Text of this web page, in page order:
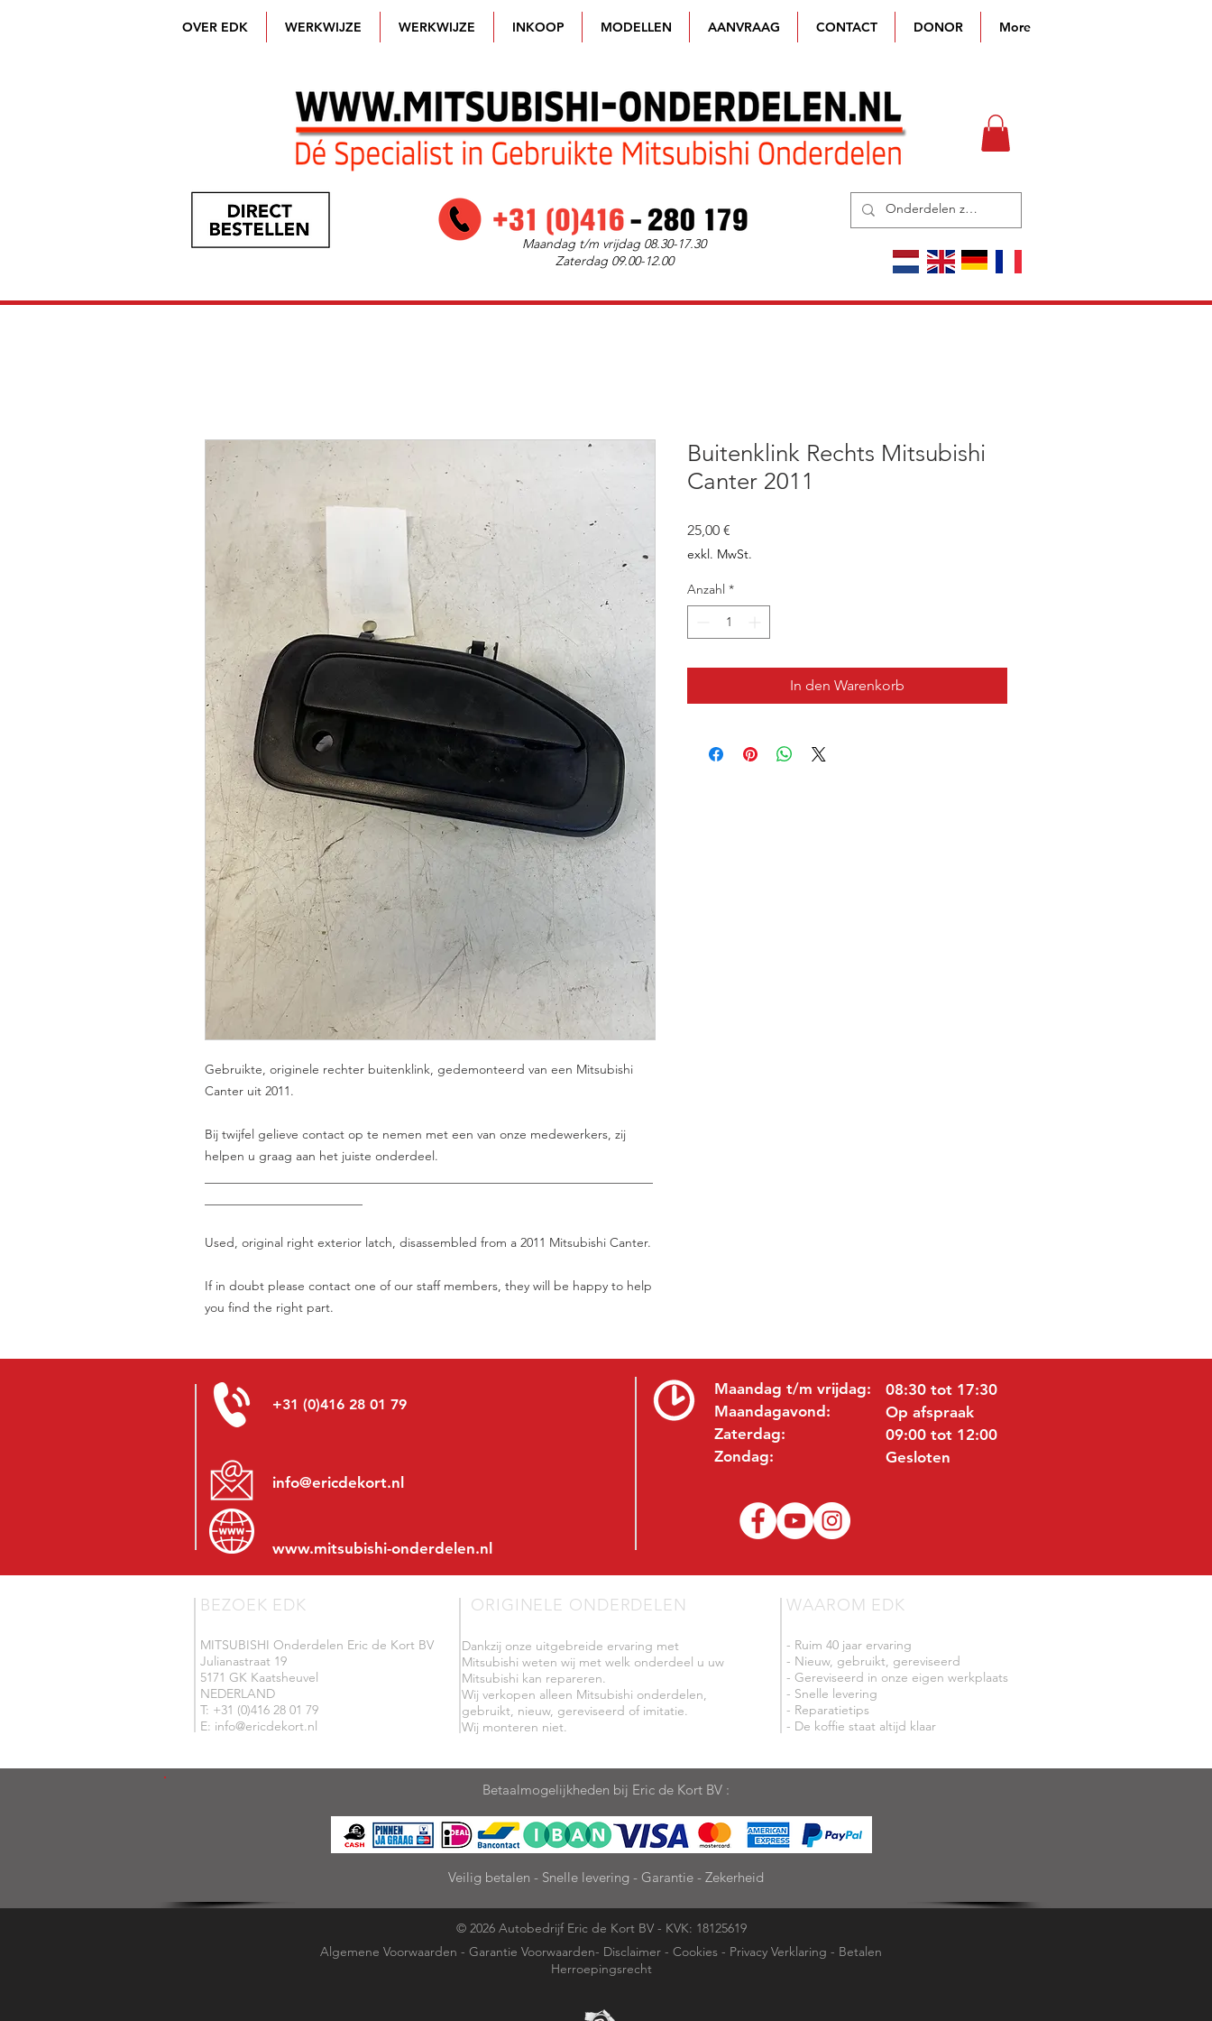
OVER EDK WERKWIJZE WERKWIJZE INKOOP MODELLEN AANVRAAG CONTACT DONOR More
Maandag t/m vrijdag 08.30-17.30
Zaterdag 09.00-12.00
Gebruikte, originele rechter buitenklink, gedemonteerd van een Mitsubishi
Canter uit 2011.
Bij twijfel gelieve contact op te nemen met een van onze medewerkers, zij
helpen u graag aan het juiste onderdeel.
Used, original right exterior latch, disassembled from a 2011 Mitsubishi Canter.
If in doubt please contact one of our staff members, they will be happy to help
you find the right part.
Buitenklink Rechts Mitsubishi
Canter 2011
25,00 €
exkl. MwSt.
Anzahl *
In den Warenkorb
+31 (0)416 28 01 79
info@ericdekort.nl
www.mitsubishi-onderdelen.nl
Maandag t/m vrijdag:
Maandagavond:
Zaterdag:
Zondag:
08:30 tot 17:30
Op afspraak
09:00 tot 12:00
Gesloten
BEZOEK EDK
MITSUBISHI Onderdelen Eric de Kort BV
Julianastraat 19
5171 GK Kaatsheuvel
NEDERLAND
T: +31 (0)416 28 01 79
E: info@ericdekort.nl
ORIGINELE ONDERDELEN
Dankzij onze uitgebreide ervaring met
Mitsubishi weten wij met welk onderdeel u uw
Mitsubishi kan repareren.
Wij verkopen alleen Mitsubishi onderdelen,
gebruikt, nieuw, gereviseerd of imitatie.
Wij monteren niet.
WAAROM EDK
- Ruim 40 jaar ervaring
- Nieuw, gebruikt, gereviseerd
- Gereviseerd in onze eigen werkplaats
- Snelle levering
- Reparatietips
- De koffie staat altijd klaar
Betaalmogelijkheden bij Eric de Kort BV :
Veilig betalen - Snelle levering - Garantie - Zekerheid
© 2026 Autobedrijf Eric de Kort BV - KVK: 18125619
Algemene Voorwaarden - Garantie Voorwaarden- Disclaimer - Cookies - Privacy Verklaring - Betalen
Herroepingsrecht